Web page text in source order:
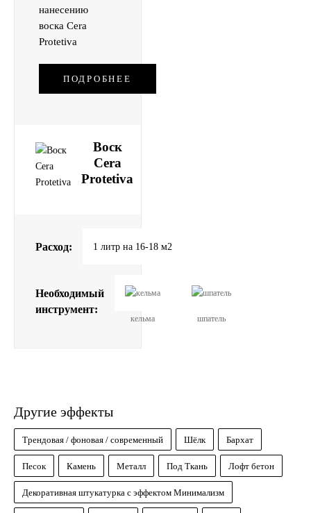
нанесению
воска Cera
Protetiva
ПОДРОБНЕЕ
Воск
Cera
Protetiva
Расход: 1 литр на 16-18 м2
Необходимый
инструмент:
кельма шпатель
Другие эффекты
Трендовая / фоновая / современный Шёлк Бархат
Песок Камень Металл Под Ткань Лофт бетон
Декоративная штукатурка с эффектом Минимализм